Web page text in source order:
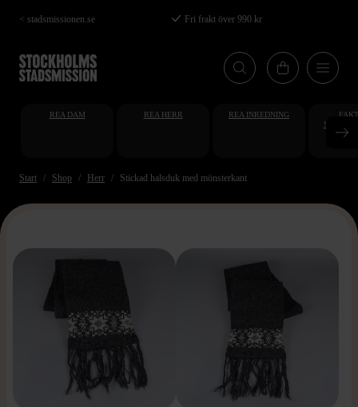
Hoppa
till
huvudinnehåll
< stadsmissionen.se Fri frakt över 990 kr
REA DAM REA HERR REA INREDNING
Start Shop Herr Stickad halsduk med mönsterkant